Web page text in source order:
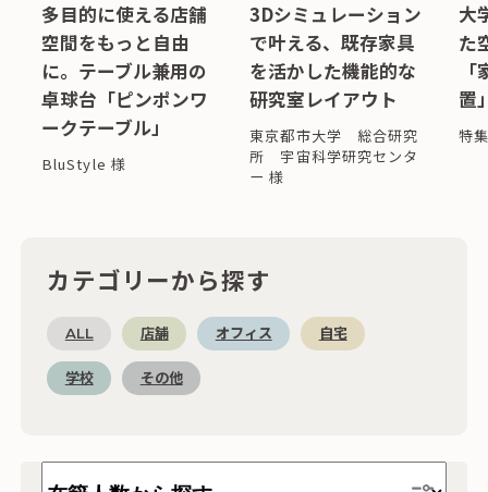
カテゴリーから探す
ALL 店舗 オフィス 自宅
学校 その他
多目的に使える店舗
空間をもっと自由
に。テーブル兼用の
卓球台「ピンポンワ
ークテーブル」
BluStyle 様
3Dシミュレーション
で叶える、既存家具
を活かした機能的な
研究室レイアウト
東京都市大学 総合研究
所 宇宙科学研究センタ
ー 様
大
た
置
特